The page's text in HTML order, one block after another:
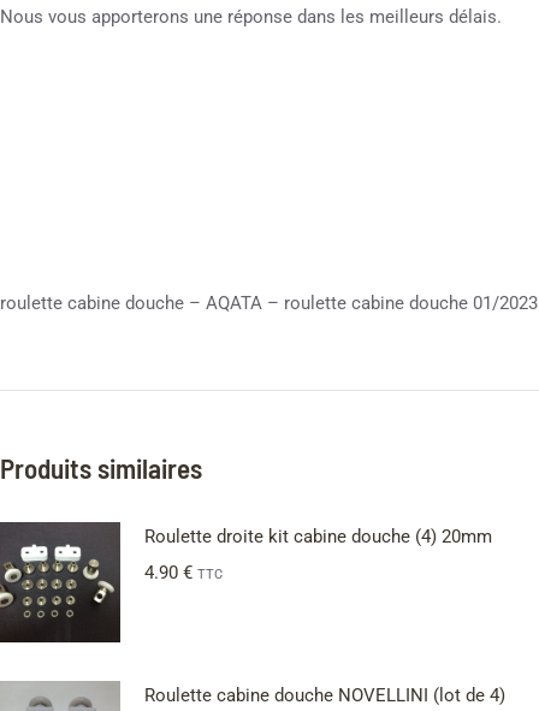
Nous vous apporterons une réponse dans les meilleurs délais.
roulette cabine douche – AQATA – roulette cabine douche 01/2023
Produits similaires
Roulette droite kit cabine douche (4) 20mm
4.90 € TTC
Roulette cabine douche NOVELLINI (lot de 4)